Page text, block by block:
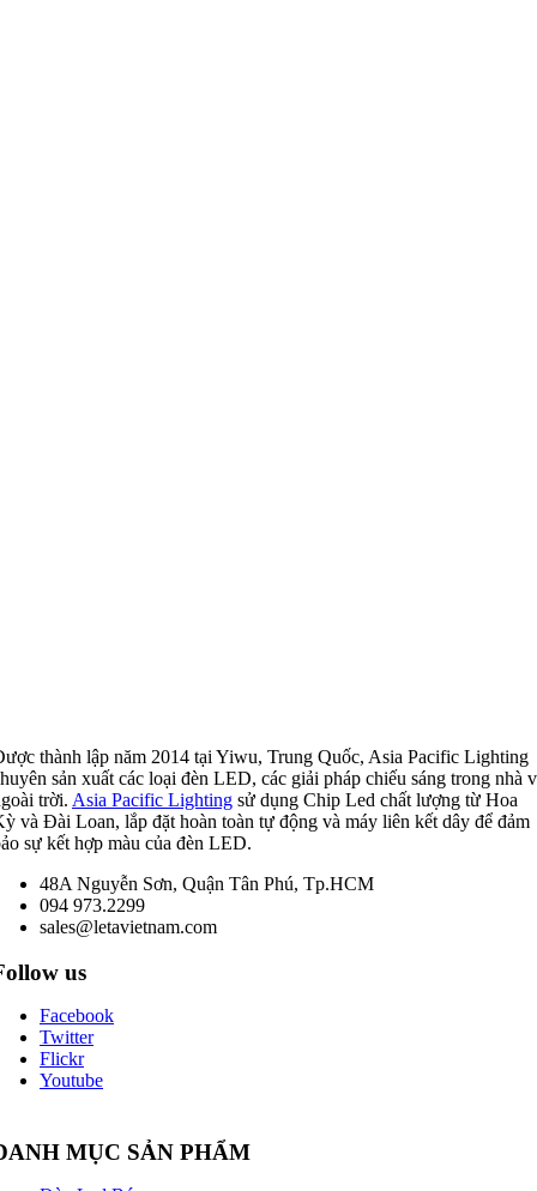
thành lập năm 2014 tại Yiwu, Trung Quốc, Asia Pacific Lighting
sản xuất các loại đèn LED, các giải pháp chiếu sáng trong nhà
trời. Asia Pacific Lighting sử dụng Chip Led chất lượng từ Hoa
và Đài Loan, lắp đặt hoàn toàn tự động và máy liên kết dây để đảm
sự kết hợp màu của đèn LED.
48A Nguyễn Sơn, Quận Tân Phú, Tp.HCM
094 973.2299
sales@letavietnam.com
us
Facebook
Twitter
Flickr
Youtube
MỤC SẢN PHẨM